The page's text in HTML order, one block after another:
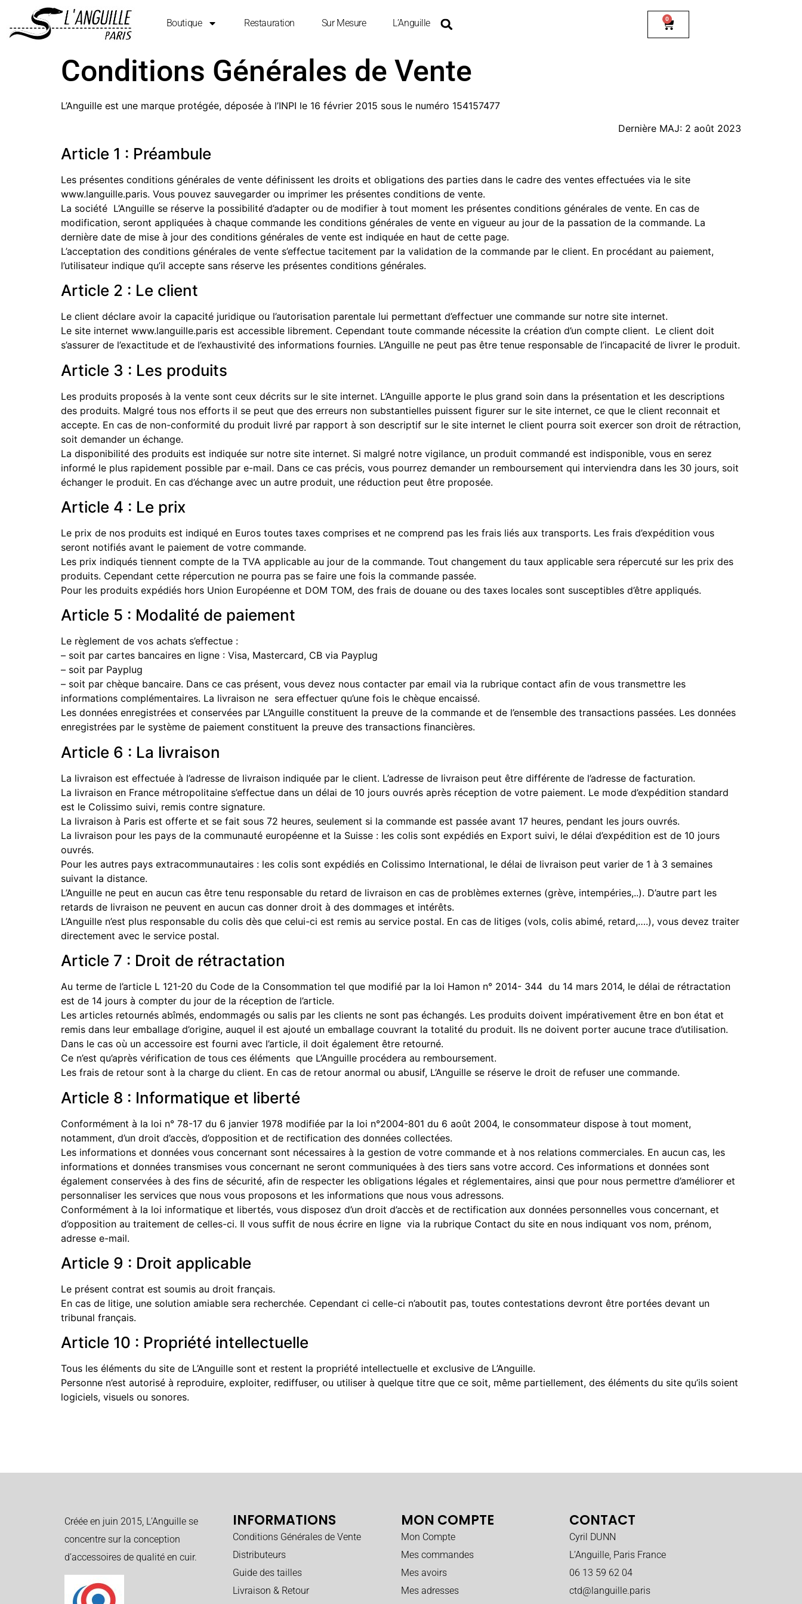
Boutique Restauration Sur Mesure L’Anguille 0
Conditions Générales de Vente
L’Anguille est une marque protégée, déposée à l’INPI le 16 février 2015 sous le numéro 154157477
Dernière MAJ: 2 août 2023
Article 1 : Préambule
Les présentes conditions générales de vente définissent les droits et obligations des parties dans le cadre des ventes effectuées via le site
www.languille.paris. Vous pouvez sauvegarder ou imprimer les présentes conditions de vente.
La société L’Anguille se réserve la possibilité d’adapter ou de modifier à tout moment les présentes conditions générales de vente. En cas de
modification, seront appliquées à chaque commande les conditions générales de vente en vigueur au jour de la passation de la commande. La
dernière date de mise à jour des conditions générales de vente est indiquée en haut de cette page.
L’acceptation des conditions générales de vente s’effectue tacitement par la validation de la commande par le client. En procédant au paiement,
l’utilisateur indique qu’il accepte sans réserve les présentes conditions générales.
Article 2 : Le client
Le client déclare avoir la capacité juridique ou l’autorisation parentale lui permettant d’effectuer une commande sur notre site internet.
Le site internet www.languille.paris est accessible librement. Cependant toute commande nécessite la création d’un compte client. Le client doit
s’assurer de l’exactitude et de l’exhaustivité des informations fournies. L’Anguille ne peut pas être tenue responsable de l’incapacité de livrer le produit.
Article 3 : Les produits
Les produits proposés à la vente sont ceux décrits sur le site internet. L’Anguille apporte le plus grand soin dans la présentation et les descriptions
des produits. Malgré tous nos efforts il se peut que des erreurs non substantielles puissent figurer sur le site internet, ce que le client reconnait et
accepte. En cas de non-conformité du produit livré par rapport à son descriptif sur le site internet le client pourra soit exercer son droit de rétraction,
soit demander un échange.
La disponibilité des produits est indiquée sur notre site internet. Si malgré notre vigilance, un produit commandé est indisponible, vous en serez
informé le plus rapidement possible par e-mail. Dans ce cas précis, vous pourrez demander un remboursement qui interviendra dans les 30 jours, soit
échanger le produit. En cas d’échange avec un autre produit, une réduction peut être proposée.
Article 4 : Le prix
Le prix de nos produits est indiqué en Euros toutes taxes comprises et ne comprend pas les frais liés aux transports. Les frais d’expédition vous
seront notifiés avant le paiement de votre commande.
Les prix indiqués tiennent compte de la TVA applicable au jour de la commande. Tout changement du taux applicable sera répercuté sur les prix des
produits. Cependant cette répercution ne pourra pas se faire une fois la commande passée.
Pour les produits expédiés hors Union Européenne et DOM TOM, des frais de douane ou des taxes locales sont susceptibles d’être appliqués.
Article 5 : Modalité de paiement
Le règlement de vos achats s’effectue :
– soit par cartes bancaires en ligne : Visa, Mastercard, CB via Payplug
– soit par Payplug
– soit par chèque bancaire. Dans ce cas présent, vous devez nous contacter par email via la rubrique contact afin de vous transmettre les
informations complémentaires. La livraison ne sera effectuer qu’une fois le chèque encaissé.
Les données enregistrées et conservées par L’Anguille constituent la preuve de la commande et de l’ensemble des transactions passées. Les données
enregistrées par le système de paiement constituent la preuve des transactions financières.
Article 6 : La livraison
La livraison est effectuée à l’adresse de livraison indiquée par le client. L’adresse de livraison peut être différente de l’adresse de facturation.
La livraison en France métropolitaine s’effectue dans un délai de 10 jours ouvrés après réception de votre paiement. Le mode d’expédition standard
est le Colissimo suivi, remis contre signature.
La livraison à Paris est offerte et se fait sous 72 heures, seulement si la commande est passée avant 17 heures, pendant les jours ouvrés.
La livraison pour les pays de la communauté européenne et la Suisse : les colis sont expédiés en Export suivi, le délai d’expédition est de 10 jours
ouvrés.
Pour les autres pays extracommunautaires : les colis sont expédiés en Colissimo International, le délai de livraison peut varier de 1 à 3 semaines
suivant la distance.
L’Anguille ne peut en aucun cas être tenu responsable du retard de livraison en cas de problèmes externes (grève, intempéries,..). D’autre part les
retards de livraison ne peuvent en aucun cas donner droit à des dommages et intérêts.
L’Anguille n’est plus responsable du colis dès que celui-ci est remis au service postal. En cas de litiges (vols, colis abimé, retard,….), vous devez traiter
directement avec le service postal.
Article 7 : Droit de rétractation
Au terme de l’article L 121-20 du Code de la Consommation tel que modifié par la loi Hamon n° 2014- 344 du 14 mars 2014, le délai de rétractation
est de 14 jours à compter du jour de la réception de l’article.
Les articles retournés abîmés, endommagés ou salis par les clients ne sont pas échangés. Les produits doivent impérativement être en bon état et
remis dans leur emballage d’origine, auquel il est ajouté un emballage couvrant la totalité du produit. Ils ne doivent porter aucune trace d’utilisation.
Dans le cas où un accessoire est fourni avec l’article, il doit également être retourné.
Ce n’est qu’après vérification de tous ces éléments que L’Anguille procédera au remboursement.
Les frais de retour sont à la charge du client. En cas de retour anormal ou abusif, L’Anguille se réserve le droit de refuser une commande.
Article 8 : Informatique et liberté
Conformément à la loi n° 78-17 du 6 janvier 1978 modifiée par la loi n°2004-801 du 6 août 2004, le consommateur dispose à tout moment,
notamment, d’un droit d’accès, d’opposition et de rectification des données collectées.
Les informations et données vous concernant sont nécessaires à la gestion de votre commande et à nos relations commerciales. En aucun cas, les
informations et données transmises vous concernant ne seront communiquées à des tiers sans votre accord. Ces informations et données sont
également conservées à des fins de sécurité, afin de respecter les obligations légales et réglementaires, ainsi que pour nous permettre d’améliorer et
personnaliser les services que nous vous proposons et les informations que nous vous adressons.
Conformément à la loi informatique et libertés, vous disposez d’un droit d’accès et de rectification aux données personnelles vous concernant, et
d’opposition au traitement de celles-ci. Il vous suffit de nous écrire en ligne via la rubrique Contact du site en nous indiquant vos nom, prénom,
adresse e-mail.
Article 9 : Droit applicable
Le présent contrat est soumis au droit français.
En cas de litige, une solution amiable sera recherchée. Cependant ci celle-ci n’aboutit pas, toutes contestations devront être portées devant un
tribunal français.
Article 10 : Propriété intellectuelle
Tous les éléments du site de L’Anguille sont et restent la propriété intellectuelle et exclusive de L’Anguille.
Personne n’est autorisé à reproduire, exploiter, rediffuser, ou utiliser à quelque titre que ce soit, même partiellement, des éléments du site qu’ils soient
logiciels, visuels ou sonores.
Créée en juin 2015, L’Anguille se
concentre sur la conception
d’accessoires de qualité en cuir.
INFORMATIONS
Conditions Générales de Vente
Distributeurs
Guide des tailles
Livraison & Retour
MON COMPTE
Mon Compte
Mes commandes
Mes avoirs
Mes adresses
CONTACT
Cyril DUNN
L’Anguille, Paris France
06 13 59 62 04
ctd@languille.paris